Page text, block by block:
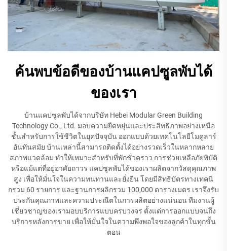
ค้นพบข้อดีของบ้านแคปซูลพับได้
ของเรา
บ้านแคปซูลพับได้จากบริษัท Hebei Modular Green Building
Technology Co., Ltd. มอบความยืดหยุ่นและประสิทธิภาพอย่างเหนือ
ชั้นสำหรับการใช้ชีวิตในยุคปัจจุบัน ออกแบบด้วยเทคโนโลยีโมดูลาร์
อันทันสมัย บ้านเหล่านี้สามารถติดตั้งได้อย่างรวดเร็วในหลากหลาย
สภาพแวดล้อม ทำให้เหมาะสำหรับที่พักชั่วคราว การช่วยเหลือภัยพิบัติ
หรือแม้แต่ที่อยู่อาศัยถาวร แคปซูลพับได้ของเราผลิตจากวัสดุคุณภาพ
สูง เพื่อให้มั่นใจในความทนทานและยั่งยืน โดยมีสิทธิบัตรทางเทคนิ
กรวม 60 รายการ และฐานการผลิกรวม 100,000 ตารางเมตร เราจึงรับ
ประกันคุณภาพและความประณีตในการผลิตอย่างแน่นอน ทีมงานผู้
เชี่ยวชาญของเรามอบบริการแบบครบวงจร ตั้งแต่การออกแบบจนถึง
บริการหลังการขาย เพื่อให้มั่นใจในความพึงพอใจของลูกค้าในทุกขั้น
ตอน